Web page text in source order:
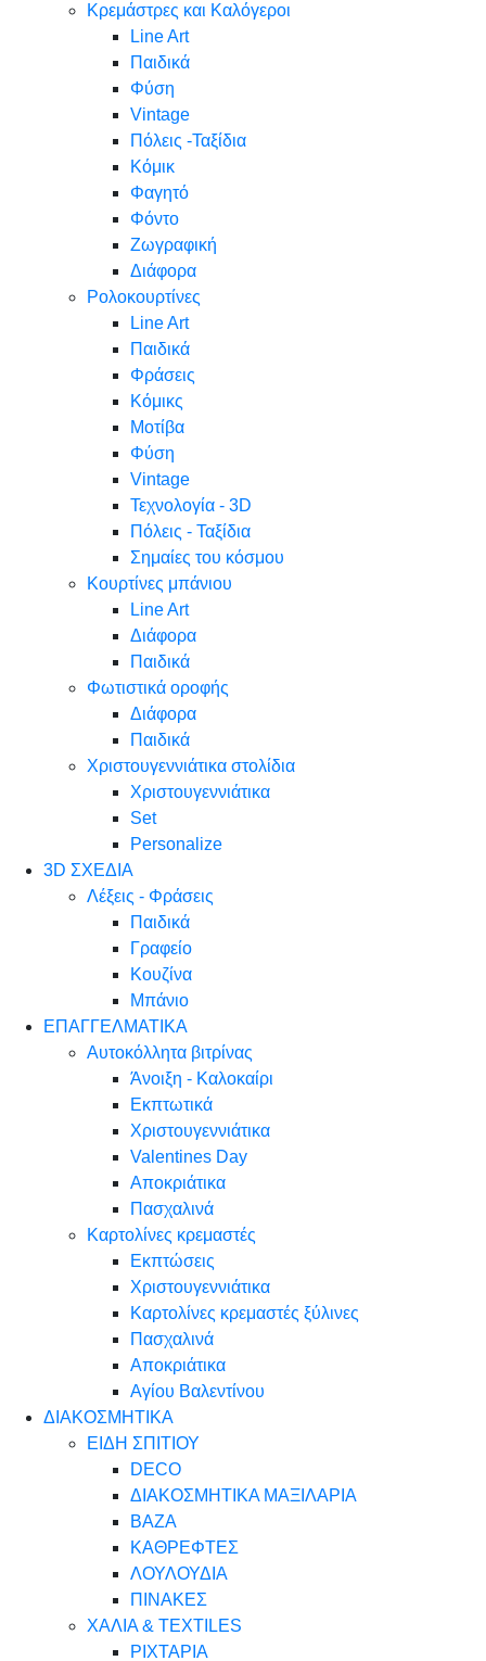
Κρεμάστρες και Καλόγεροι
Line Art
Παιδικά
Φύση
Vintage
Πόλεις -Ταξίδια
Κόμικ
Φαγητό
Φόντο
Ζωγραφική
Διάφορα
Ρολοκουρτίνες
Line Art
Παιδικά
Φράσεις
Κόμικς
Μοτίβα
Φύση
Vintage
Τεχνολογία - 3D
Πόλεις - Ταξίδια
Σημαίες του κόσμου
Κουρτίνες μπάνιου
Line Art
Διάφορα
Παιδικά
Φωτιστικά οροφής
Διάφορα
Παιδικά
Χριστουγεννιάτικα στολίδια
Χριστουγεννιάτικα
Set
Personalize
3D ΣΧΕΔΙΑ
Λέξεις - Φράσεις
Παιδικά
Γραφείο
Κουζίνα
Μπάνιο
ΕΠΑΓΓΕΛΜΑΤΙΚΑ
Αυτοκόλλητα βιτρίνας
Άνοιξη - Καλοκαίρι
Εκπτωτικά
Χριστουγεννιάτικα
Valentines Day
Αποκριάτικα
Πασχαλινά
Καρτολίνες κρεμαστές
Εκπτώσεις
Χριστουγεννιάτικα
Καρτολίνες κρεμαστές ξύλινες
Πασχαλινά
Αποκριάτικα
Αγίου Βαλεντίνου
ΔΙΑΚΟΣΜΗΤΙΚΑ
ΕΙΔΗ ΣΠΙΤΙΟΥ
DECO
ΔΙΑΚΟΣΜΗΤΙΚΑ ΜΑΞΙΛΑΡΙΑ
ΒΑΖΑ
ΚΑΘΡΕΦΤΕΣ
ΛΟΥΛΟΥΔΙΑ
ΠΙΝΑΚΕΣ
ΧΑΛΙΑ & TEXTILES
ΡΙΧΤΑΡΙΑ